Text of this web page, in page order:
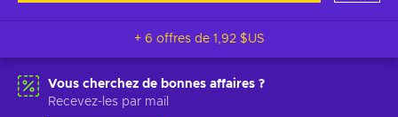
+ 6 offres de 1,92 $US
Vous cherchez de bonnes affaires ?
Recevez-les par mail